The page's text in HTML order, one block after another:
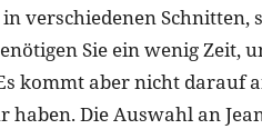
verschiedenen Schnitten,
Sie ein wenig Zeit,
kommt aber nicht darauf
haben. Die Auswahl an